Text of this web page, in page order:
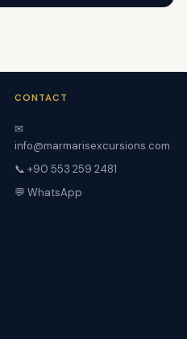
CONTACT
✉
info@marmarisexcursions.com
📞 +90 553 259 2481
💬 WhatsApp